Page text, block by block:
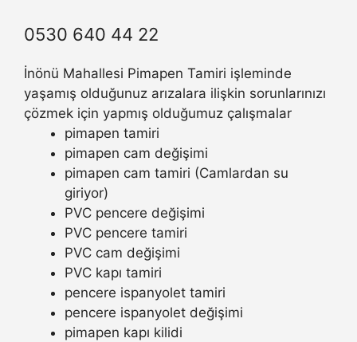
0530 640 44 22
İnönü Mahallesi Pimapen Tamiri işleminde
yaşamış olduğunuz arızalara ilişkin sorunlarınızı
çözmek için yapmış olduğumuz çalışmalar
pimapen tamiri
pimapen cam değişimi
pimapen cam tamiri (Camlardan su
giriyor)
PVC pencere değişimi
PVC pencere tamiri
PVC cam değişimi
PVC kapı tamiri
pencere ispanyolet tamiri
pencere ispanyolet değişimi
pimapen kapı kilidi